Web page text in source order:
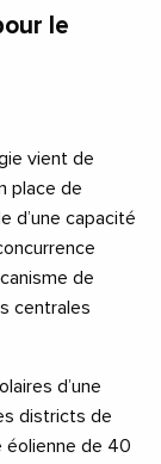
le
vient de
place de
d’une capacité
de
centrales
d’une
districts de
éolienne de 40